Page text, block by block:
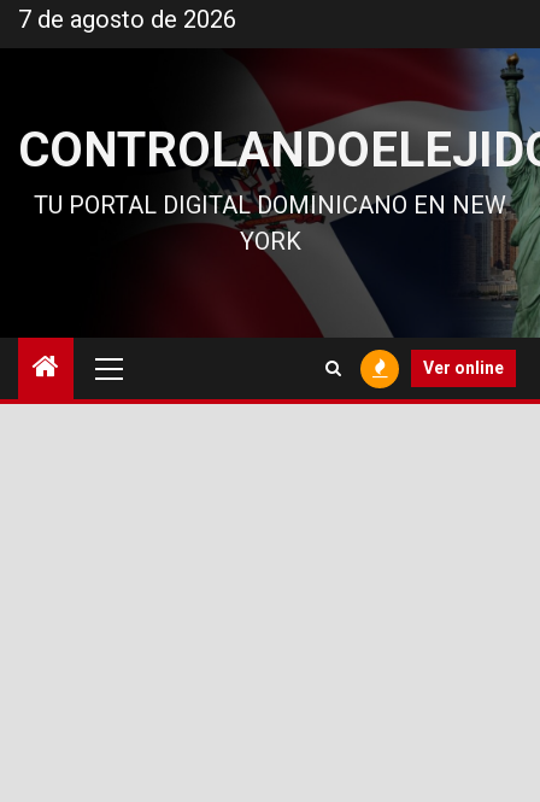
al
7 de agosto de 2026
TU PORTAL DIGITAL DOMINICANO EN NEW
YORK
principal
Ver online